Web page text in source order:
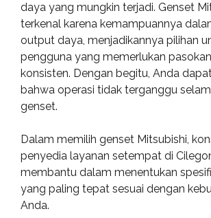
daya yang mungkin terjadi. Genset
terkenal karena kemampuannya
output daya, menjadikannya pilihan
pengguna yang memerlukan
konsisten. Dengan begitu, Anda
bahwa operasi tidak terganggu
genset.
Dalam memilih genset Mitsubishi,
penyedia layanan setempat di
membantu dalam menentukan
yang paling tepat sesuai dengan
Anda.